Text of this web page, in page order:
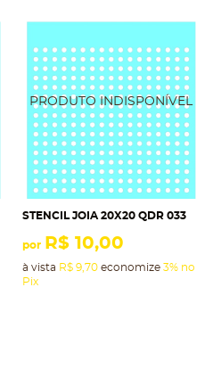
STENCIL JOIA 20X20 QDR 033
por R$ 10,00
à vista R$ 9,70 economize 3% no
Pix